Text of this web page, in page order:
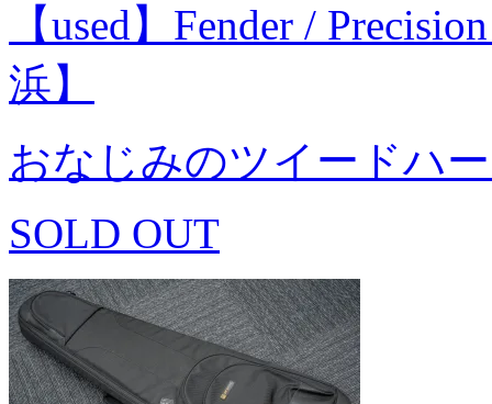
【used】Fender /
浜】
おなじみのツイードハ
SOLD OUT